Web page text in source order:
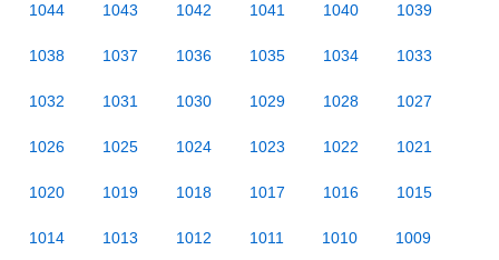
1044 1043 1042 1041 1040 1039
1038 1037 1036 1035 1034 1033
1032 1031 1030 1029 1028 1027
1026 1025 1024 1023 1022 1021
1020 1019 1018 1017 1016 1015
1014 1013 1012 1011 1010 1009